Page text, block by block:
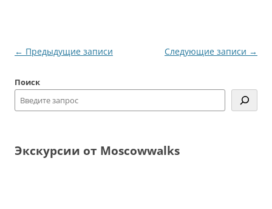
Навигация
записям
← Предыдущие записи Следующие записи →
Поиск
Экскурсии от Moscowwalks